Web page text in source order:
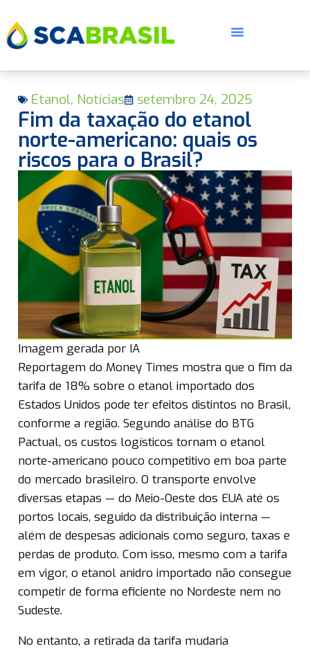
Etanol, Notícias setembro 24, 2025
Fim da taxação do etanol
norte-americano: quais os
riscos para o Brasil?
Imagem gerada por IA
Reportagem do Money Times mostra que o fim da
tarifa de 18% sobre o etanol importado dos
Estados Unidos pode ter efeitos distintos no Brasil,
conforme a região. Segundo análise do BTG
Pactual, os custos logísticos tornam o etanol
norte-americano pouco competitivo em boa parte
do mercado brasileiro. O transporte envolve
diversas etapas — do Meio-Oeste dos EUA até os
portos locais, seguido da distribuição interna —
além de despesas adicionais como seguro, taxas e
perdas de produto. Com isso, mesmo com a tarifa
em vigor, o etanol anidro importado não consegue
competir de forma eficiente no Nordeste nem no
Sudeste.
No entanto, a retirada da tarifa mudaria